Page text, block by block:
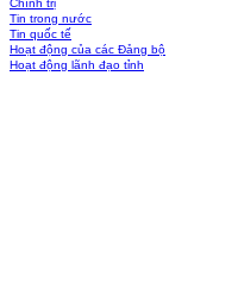
Chính trị
Tin trong nước
Tin quốc tế
Hoạt động của các Đảng bộ
Hoạt động lãnh đạo tỉnh